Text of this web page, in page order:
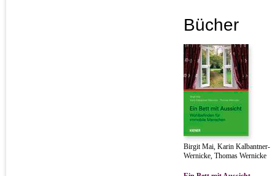
Bücher
Birgit Mai, Karin Kalbantner-
Wernicke, Thomas Wernicke